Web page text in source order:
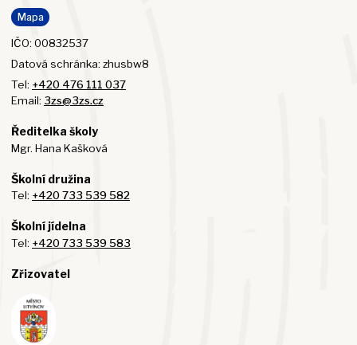
Mapa
IČO: 00832537
Datová schránka: zhusbw8
Tel: +420 476 111 037
Email: 3zs@3zs.cz
Ředitelka školy
Mgr. Hana Kašková
Školní družina
Tel: +420 733 539 582
Školní jídelna
Tel: +420 733 539 583
Zřizovatel